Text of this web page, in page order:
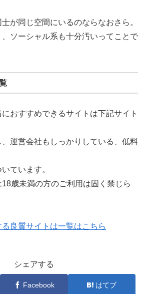
が同じ空間にいるのならなおさら。
ソーシャル系も十分汚いってことで
おすすめできるサイトは下記サイト
運営会社もしっかりしている、低料
ています。
歳未満の方のご利用は固く禁じら
良質サイトは一覧はこちら
シェアする
Facebook はてブ